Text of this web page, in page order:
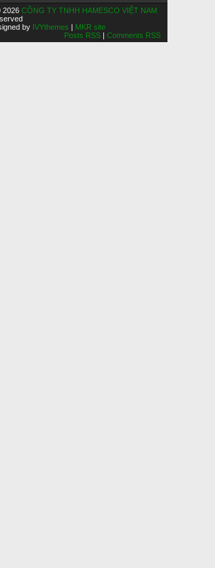
2026 CÔNG TY TNHH HAMESCO VIỆT NAM
by IVYthemes | MKR site
Posts RSS | Comments RSS